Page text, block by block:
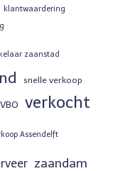
klantwaardering
zaanstad
snelle verkoop
VBO verkocht
Assendelft
zaandam